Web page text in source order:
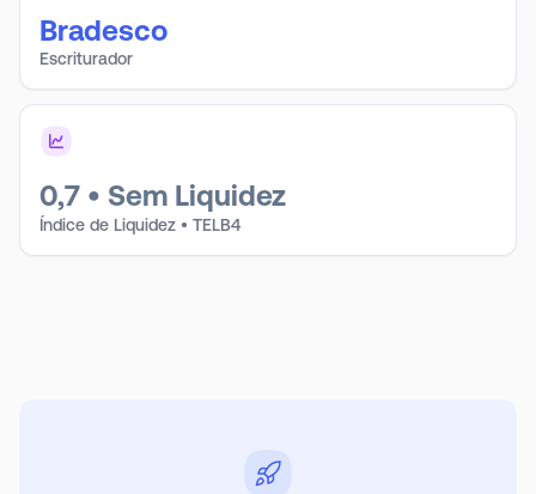
Bradesco
Escriturador
0,7 • Sem Liquidez
Índice de Liquidez • TELB4